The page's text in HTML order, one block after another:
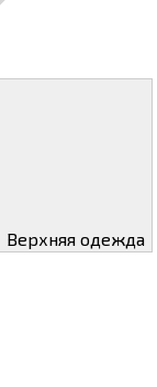
Верхняя одежда